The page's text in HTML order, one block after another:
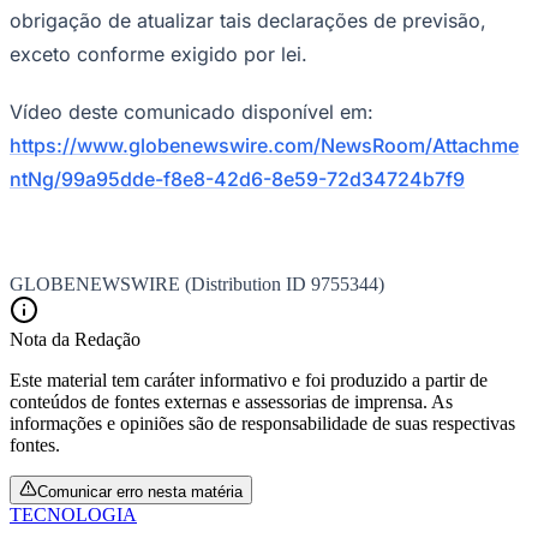
Santos
obrigação de atualizar tais declarações de previsão,
exceto conforme exigido por lei.
Vídeo deste comunicado disponível em:
https://www.globenewswire.com/NewsRoom/Attachme
ntNg/99a95dde-f8e8-42d6-8e59-72d34724b7f9
GLOBENEWSWIRE (Distribution ID 9755344)
Nota da Redação
Este material tem caráter informativo e foi produzido a partir de
conteúdos de fontes externas e assessorias de imprensa. As
informações e opiniões são de responsabilidade de suas respectivas
fontes.
Comunicar erro nesta matéria
TECNOLOGIA